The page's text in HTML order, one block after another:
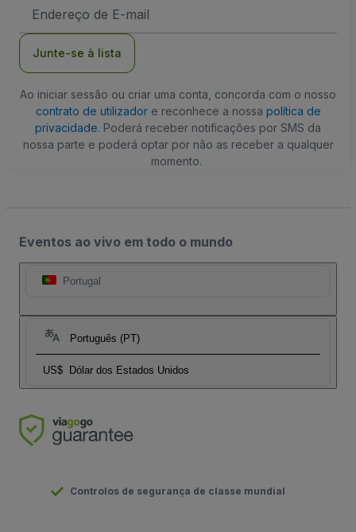
de
Junte-se à lista
Ao iniciar sessão ou criar uma conta, concorda com o nosso
contrato de utilizadore reconhece a nossa política de
privacidade. Poderá receber notificações por SMS da
nossa parte e poderá optar por não as receber a qualquer
momento.
Eventos ao vivo em todo o mundo
Portugal
Português (PT)
US$ Dólar dos Estados Unidos
Controlos de segurança de classe mundial